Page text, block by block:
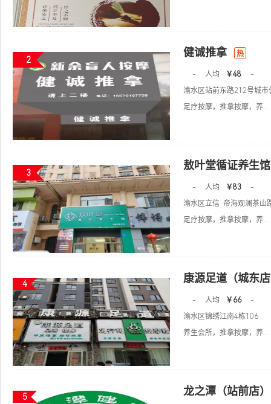
2
健诚推拿 热
- 人均 ￥48
-
渝水区站前东路212号城
足疗按摩，推拿按摩，养...
3
敖叶堂循证养生
- 人均 ￥83
-
渝水区立信·帝海观澜茶山
足疗按摩，推拿按摩，养...
4 康源足道（城东
- 人均 ￥66
-
渝水区锦绣江南4栋106
养生会所，推拿按摩，养...
5 龙之潭（站前店）